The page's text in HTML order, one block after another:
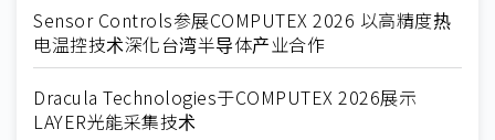
Sensor Controls参展COMPUTEX 2026 以高精度热
电温控技术深化台湾半导体产业合作
Dracula Technologies于COMPUTEX 2026展示
LAYER光能采集技术